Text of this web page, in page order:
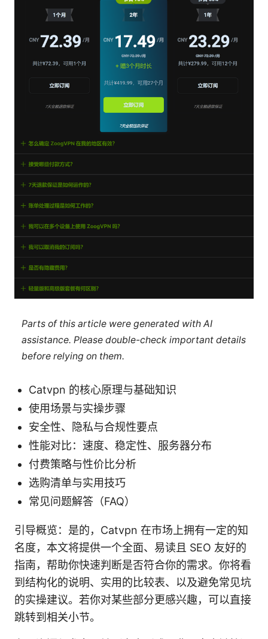
Parts of this article were generated with AI
assistance. Please double-check important details
before relying on them.
Catvpn 的核心原理与基础知识
使用场景与实操步骤
安全性、隐私与合规性要点
性能对比：速度、稳定性、服务器分布
付费策略与性价比分析
选购清单与实用技巧
常见问题解答（FAQ）
引导概览：是的，Catvpn 在市场上拥有一定的知
名度，本文将提供一个全面、易读且 SEO 友好的
指南，帮助你快速判断是否符合你的需求。你将看
到结构化的说明、实用的比较表、以及避免常见坑
的实操建议。若你对某些部分更感兴趣，可以直接
跳转到相关小节。